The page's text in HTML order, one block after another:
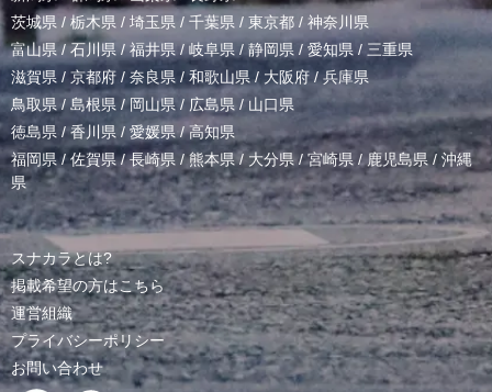
茨城県 / 栃木県 / 埼玉県 / 千葉県 / 東京都 / 神奈川県
富山県 /石川県/福井県/岐阜県 / 静岡県 / 愛知県 / 三重県
滋賀県 / 京都府 / 奈良県 / 和歌山県/ 大阪府 /兵庫県
鳥取県/ 島根県 /岡山県/ 広島県 / 山口県
徳島県 /香川県 / 愛媛県/高知県
福岡県/佐賀県/長崎県 /熊本県/ 大分県/宮崎県 /鹿児島県 / 沖縄
県
スナカラとは?
掲載希望の方はこちら
運営組織
プライバシーポリシー
お問い合わせ